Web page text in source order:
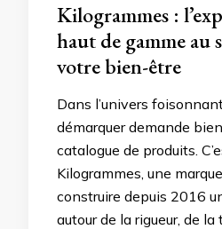
Kilogrammes :
haut de gamme au
votre bien-être
Dans l’univers
démarquer demande
catalogue de produits.
Kilogrammes, une
construire depuis 2016
autour de la rigueur, de